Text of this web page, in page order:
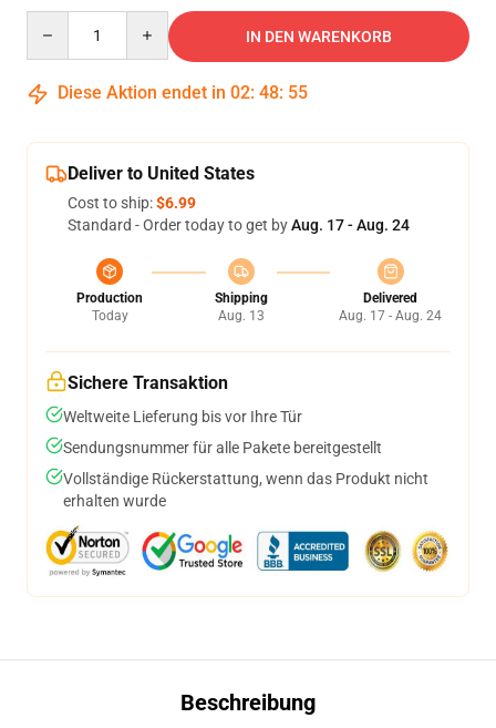
IN DEN WARENKORB
Diese Aktion endet in 02: 48: 54
Deliver to United States
Cost to ship:$6.99
Standard - Order today to get byAug. 17 - Aug. 24
Production
Today
Shipping
Aug. 13
Delivered
Aug. 17 - Aug. 24
Sichere Transaktion
Weltweite Lieferung bis vor Ihre Tür
Sendungsnummer für alle Pakete bereitgestellt
Vollständige Rückerstattung, wenn das Produkt nicht
erhalten wurde
Beschreibung